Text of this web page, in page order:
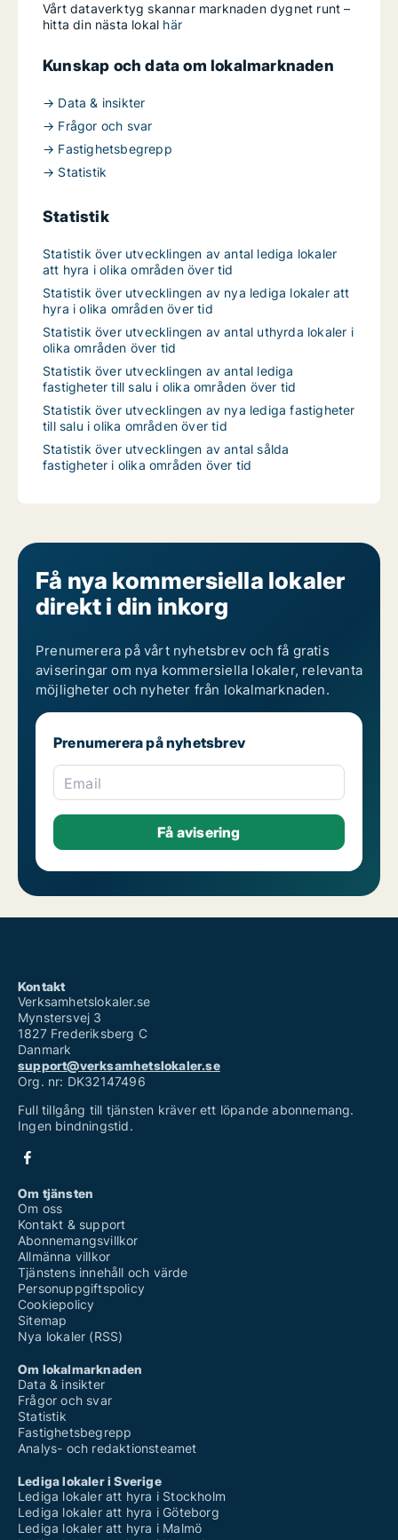
Vårt dataverktyg skannar marknaden dygnet runt –
hitta din nästa lokal här
Kunskap och data om lokalmarknaden
→ Data & insikter
→ Frågor och svar
→ Fastighetsbegrepp
→ Statistik
Statistik
Statistik över utvecklingen av antal lediga lokaler
att hyra i olika områden över tid
Statistik över utvecklingen av nya lediga lokaler att
hyra i olika områden över tid
Statistik över utvecklingen av antal uthyrda lokaler i
olika områden över tid
Statistik över utvecklingen av antal lediga
fastigheter till salu i olika områden över tid
Statistik över utvecklingen av nya lediga fastigheter
till salu i olika områden över tid
Statistik över utvecklingen av antal sålda
fastigheter i olika områden över tid
Få nya kommersiella lokaler
direkt i din inkorg
Prenumerera på vårt nyhetsbrev och få gratis
aviseringar om nya kommersiella lokaler, relevanta
möjligheter och nyheter från lokalmarknaden.
Prenumerera på nyhetsbrev
Email
Kontakt
Verksamhetslokaler.se
Mynstersvej 3
1827 Frederiksberg C
Danmark
support@verksamhetslokaler.se
Org. nr: DK32147496
Full tillgång till tjänsten kräver ett löpande abonnemang.
Ingen bindningstid.
Om tjänsten
Om oss
Kontakt & support
Abonnemangsvillkor
Allmänna villkor
Tjänstens innehåll och värde
Personuppgiftspolicy
Cookiepolicy
Sitemap
Nya lokaler (RSS)
Om lokalmarknaden
Data & insikter
Frågor och svar
Statistik
Fastighetsbegrepp
Analys- och redaktionsteamet
Lediga lokaler i Sverige
Lediga lokaler att hyra i Stockholm
Lediga lokaler att hyra i Göteborg
Lediga lokaler att hyra i Malmö